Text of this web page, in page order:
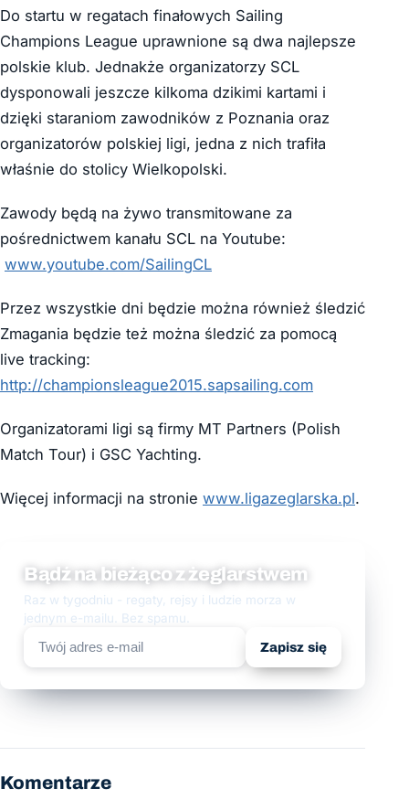
Do startu w regatach finałowych Sailing
Champions League uprawnione są dwa najlepsze
polskie klub. Jednakże organizatorzy SCL
dysponowali jeszcze kilkoma dzikimi kartami i
dzięki staraniom zawodników z Poznania oraz
organizatorów polskiej ligi, jedna z nich trafiła
właśnie do stolicy Wielkopolski.
Zawody będą na żywo transmitowane za
pośrednictwem kanału SCL na Youtube:
www.youtube.com/SailingCL
Przez wszystkie dni będzie można również śledzić
Zmagania będzie też można śledzić za pomocą
live tracking:
http://championsleague2015.sapsailing.com
Organizatorami ligi są firmy MT Partners (Polish
Match Tour) i GSC Yachting.
Więcej informacji na stronie www.ligazeglarska.pl.
Bądź na bieżąco z żeglarstwem
Raz w tygodniu - regaty, rejsy i ludzie morza w
jednym e-mailu. Bez spamu.
Zapisz się
Komentarze